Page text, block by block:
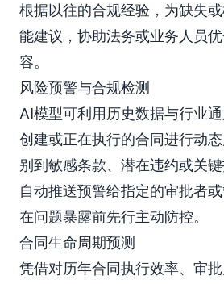
根据以往的合规经验，为缺失
能建议，协助法务或业务人员
容。
风险预警与合规检测
AI模型可利用历史数据与行业
创建或正在执行的合同进行动
别到敏感条款、潜在违约或关
自动推送预警给指定的审批者
在问题暴露前先行主动防控。
合同生命周期预测
凭借对历年合同执行效率、审